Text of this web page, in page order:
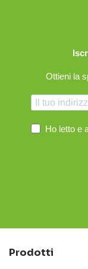
Ottieni la
Ho letto e
Prodotti